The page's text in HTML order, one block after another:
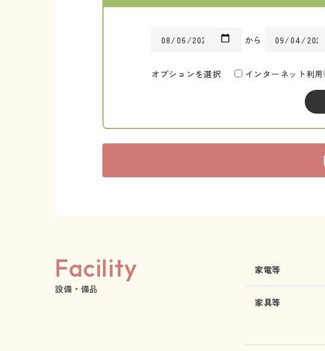
から
オプションを選択 インターネット利用
Facility
設備・備品
家電等
家具等